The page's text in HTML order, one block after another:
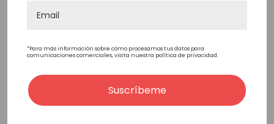
Gastos de envío: 30€
Gastos de envío: 15€
Zona 4 Tiempo de entrega y tarifas
Argentina, Chile, Colombia, Ecuador, México,
*Para más información sobre cómo procesamos tus datos para
comunicaciones comerciales, visita nuestra política de privacidad.
Suscríbeme